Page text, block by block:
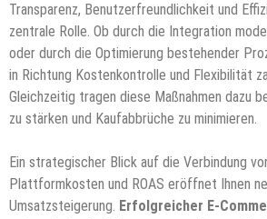
Transparenz, Benutzerfreundlichkeit und
zentrale Rolle. Ob durch die Integration
oder durch die Optimierung bestehender
in Richtung Kostenkontrolle und Flexibilität
Gleichzeitig tragen diese Maßnahmen dazu
zu stärken und Kaufabbrüche zu minimieren.
Ein strategischer Blick auf die Verbindung
Plattformkosten und ROAS eröffnet Ihnen
Umsatzsteigerung. Erfolgreicher E-